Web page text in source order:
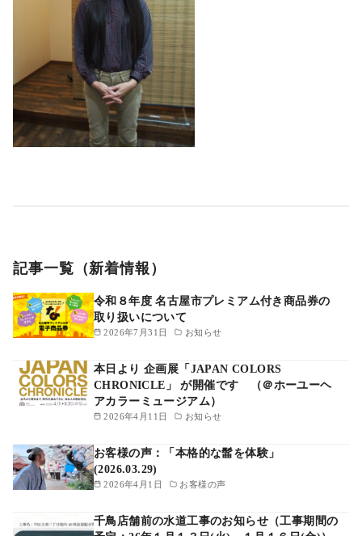
記事一覧（新着情報）
2026年7月31日 お知らせ
令和８年度 名古屋市プレミアム付き商品券の
取り扱いについて
2026年4月11日 お知らせ
本日より 企画展「JAPAN COLORS
CHRONICLE」 が開催です （＠ホーユーヘ
アカラーミュージアム）
2026年4月1日 お客様の声
お客様の声：「本格的な髷を体験」
(2026.03.29)
千鳥店舗前の水道工事のお知らせ（工事期間の